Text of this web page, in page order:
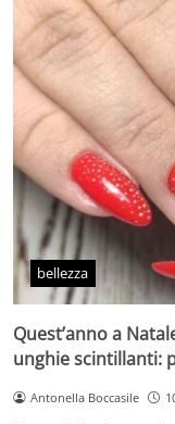
bellezza
Quest’anno a
unghie scintillanti:
Antonella Boccasile